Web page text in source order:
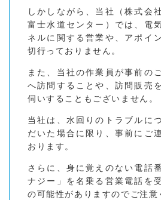
しかしながら、当社（株式会
富士水道センター）では、電
ネルに関する営業や、アポイ
切行っておりません。
また、当社の作業員が事前の
へ訪問することや、訪問販売
伺いすることもございません。
当社は、水回りのトラブルに
だいた場合に限り、事前にご
おります。
さらに、身に覚えのない電話
ナジー」を名乗る営業電話を
の可能性がありますのでご注意